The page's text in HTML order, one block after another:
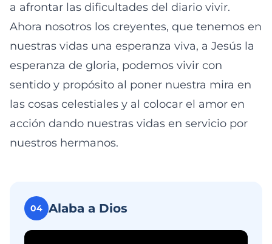
a afrontar las dificultades del diario vivir.
Ahora nosotros los creyentes, que tenemos en
nuestras vidas una esperanza viva, a Jesús la
esperanza de gloria, podemos vivir con
sentido y propósito al poner nuestra mira en
las cosas celestiales y al colocar el amor en
acción dando nuestras vidas en servicio por
nuestros hermanos.
04 Alaba a Dios